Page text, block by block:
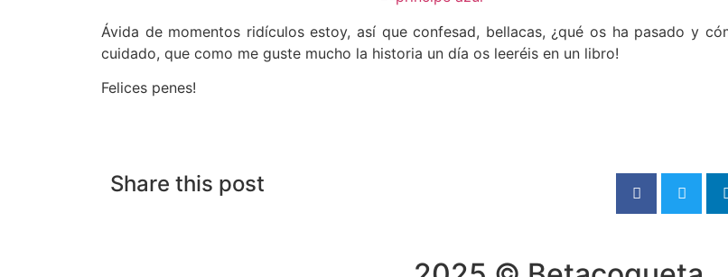
Ávida de momentos ridículos estoy, así que confesad, bellacas, ¿qué os ha pasado y
cuidado, que como me guste mucho la historia un día os leeréis en un libro!
Felices penes!
Share this post